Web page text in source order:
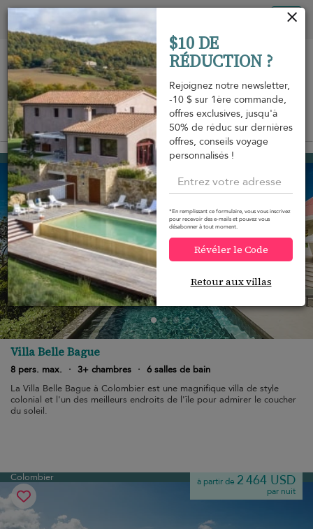
Vue sur la carte
Colombier à partir de
Villa Belle Bague
8 pers. max. · 3+ chambres · 6 salles de bain
La Villa Belle Bague à Colombier est une magnifique villa de style
colonial et l'un des meilleurs endroits de l'île pour admirer le coucher
du soleil.
Colombier à partir de 2 464 USD
par nuit
$10 DE
RÉDUCTION ?
Rejoignez notre newsletter,
-10 $ sur 1ère commande,
offres exclusives, jusqu'à
50% de réduc sur dernières
offres, conseils voyage
personnalisés !
*En remplissant ce formulaire, vous vous inscrivez
pour recevoir des e-mails et pouvez vous
désabonner à tout moment.
Révéler le Code
Retour aux villas
Vos paramètres de cookies